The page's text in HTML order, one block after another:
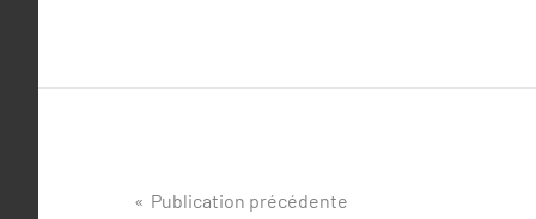
Navigation
Publication précédente